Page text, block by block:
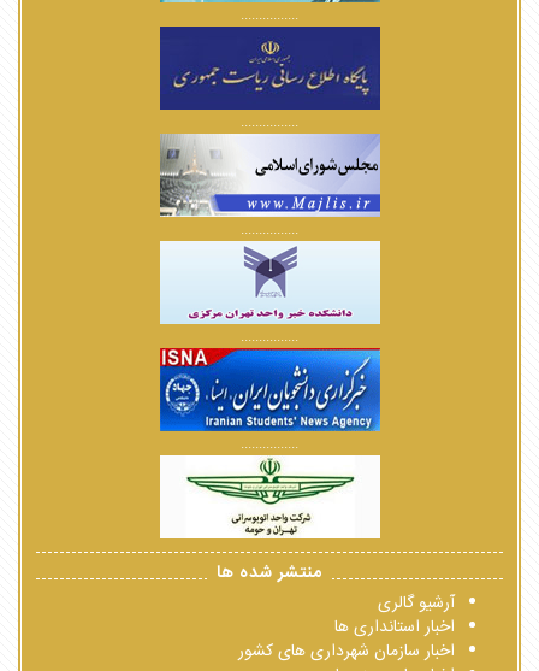
................
................
................
................
................
منتشر شده ها
آرشیو گالری
اخبار استانداری ها
اخبار سازمان شهرداری های کشور